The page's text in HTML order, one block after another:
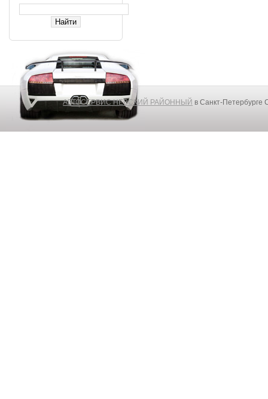
АВТОСЕРВИС НЕВСКИЙ РАЙОННЫЙ в Санкт-Петербурге